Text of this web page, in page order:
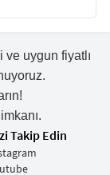
uygun fiyatlı
Takip Edin